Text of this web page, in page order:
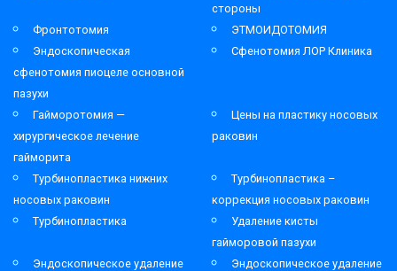
стороны
Фронтотомия
ЭТМОИДОТОМИЯ
Эндоскопическая
сфенотомия пиоцеле основной
пазухи
Сфенотомия ЛОР Клиника
Гайморотомия —
хирургическое лечение
гайморита
Цены на пластику носовых
раковин
Турбинопластика нижних
носовых раковин
Турбинопластика –
коррекция носовых раковин
Турбинопластика
Удаление кисты
гайморовой пазухи
Эндоскопическое удаление
Эндоскопическое удаление